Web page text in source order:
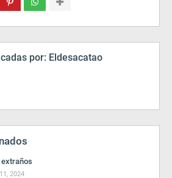
por: Eldesacatao
extraños
2024